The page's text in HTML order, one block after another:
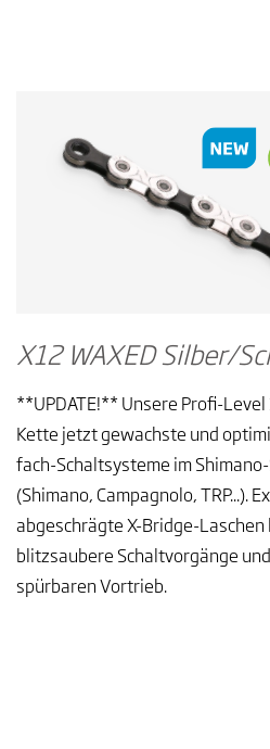
X12 WAXED Silber/
**UPDATE!** Unsere Profi-
Kette jetzt gewachste und
fach-Schaltsysteme im
(Shimano, Campagnolo, TRP...).
abgeschrägte X-Bridge-
blitzsaubere Schaltvorgänge und
spürbaren Vortrieb.